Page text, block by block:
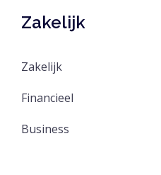
Zakelijk
Zakelijk
Financieel
Business